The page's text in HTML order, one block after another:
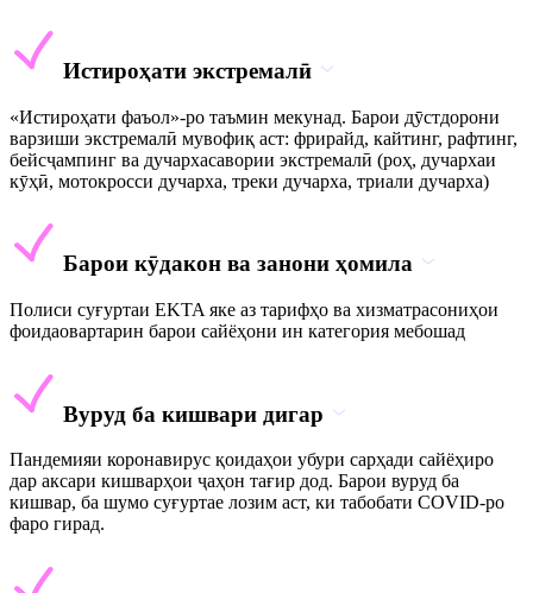
Истироҳати экстремалӣ
«Истироҳати фаъол»-ро таъмин мекунад. Барои дӯстдорони
варзиши экстремалӣ мувофиқ аст: фрирайд, кайтинг, рафтинг,
бейсҷампинг ва дучархасавории экстремалӣ (роҳ, дучархаи
кӯҳӣ, мотокросси дучарха, треки дучарха, триали дучарха)
Барои кӯдакон ва занони ҳомила
Полиси суғуртаи EKTA яке аз тарифҳо ва хизматрасониҳои
фоидаовартарин барои сайёҳони ин категория мебошад
Вуруд ба кишвари дигар
Пандемияи коронавирус қоидаҳои убури сарҳади сайёҳиро
дар аксари кишварҳои ҷаҳон тағир дод. Барои вуруд ба
кишвар, ба шумо суғуртае лозим аст, ки табобати COVID-ро
фаро гирад.